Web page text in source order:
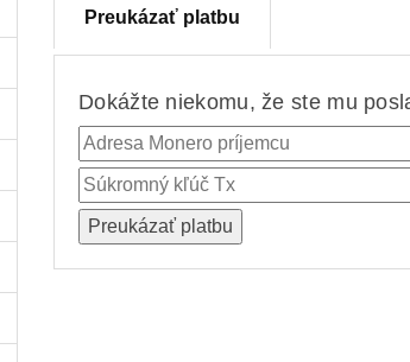
Preukázať platbu
Dokážte niekomu, že ste mu